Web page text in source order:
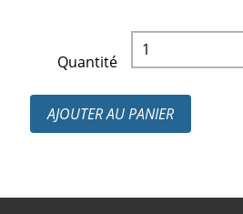
Quantité
AJOUTER AU PANIER